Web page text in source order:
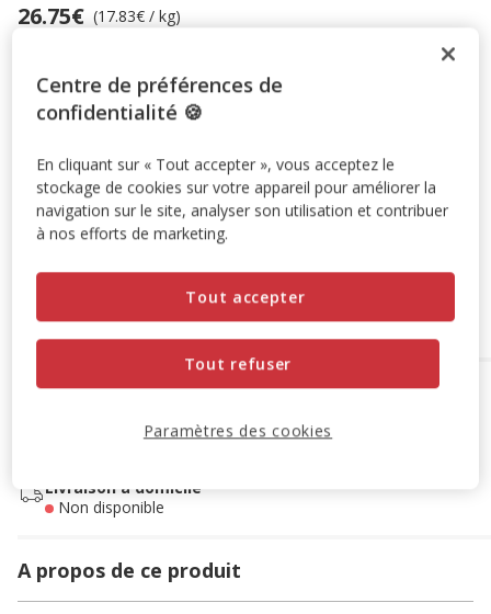
Promotion disponible
-10% sur votre première commande* avec votre Carte
Animalis. Offre non cumulable aux autres promotions en
Copier
Prix 26.75€, 17.83 EUR par kg
26.75€ (17.83€ / kg)
Découvrir des produits similaires
Options de livraison Détails livraison
Retrait en magasin
Livraison à domicile
Non disponible
A propos de ce produit
Centre de préférences de
confidentialité 🍪
En cliquant sur « Tout accepter », vous acceptez le
stockage de cookies sur votre appareil pour améliorer la
navigation sur le site, analyser son utilisation et contribuer
à nos efforts de marketing.
Tout refuser
Tout accepter
Paramètres des cookies